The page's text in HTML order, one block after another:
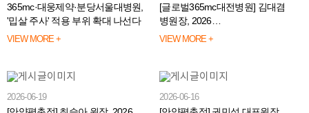
365mc·대웅제약·분당서울대병원,
'밉살 주사' 적용 부위 확대 나선다
VIEW MORE +
[글로벌365mc대전병원] 김대겸
병원장, 2026
아시아국제미용의학포럼(AFAS)
VIEW MORE +
2026-06-19 2026-06-16